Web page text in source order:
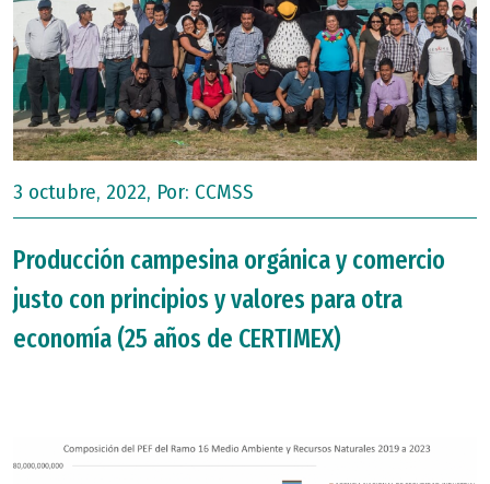
3 octubre, 2022, Por: CCMSS
Producción campesina orgánica y comercio
justo con principios y valores para otra
economía (25 años de CERTIMEX)